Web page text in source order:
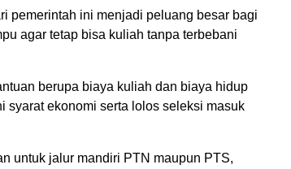
pemerintah ini menjadi peluang besar bagi
agar tetap bisa kuliah tanpa terbebani
berupa biaya kuliah dan biaya hidup
syarat ekonomi serta lolos seleksi masuk
untuk jalur mandiri PTN maupun PTS,